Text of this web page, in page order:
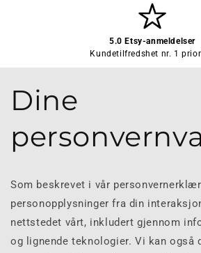
5.0 Etsy-anmeldelser
Kundetilfredshet nr. 1
Dine
Som beskrevet i vår
personopplysninger fra din
nettstedet vårt, inkludert gjennom
og lignende teknologier. Vi kan også